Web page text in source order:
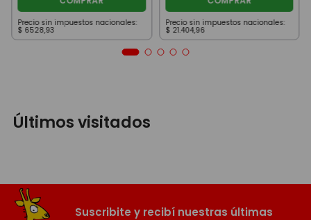
Precio sin impuestos nacionales:
$ 6528,93
Precio sin impuestos nacionales:
$ 21.404,96
Últimos visitados
Suscribite y recibí nuestras últimas